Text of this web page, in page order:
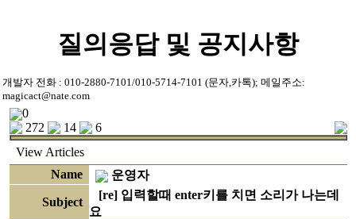
질의응답 및 공지사항
개발자 전화 : 010-2880-7101/010-5714-7101 (문자,카톡); 메일주소:
magicact@nate.com
0
272
14
6
View Articles
Name
운영자
Subject
[re] 입력할때 enter키를 치면 소리가 나는데
요